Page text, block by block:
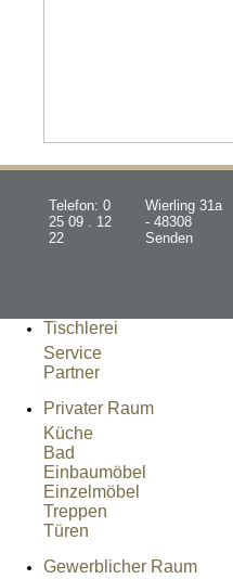
Telefon: 0
25 09 . 12
22
Wierling 31a
- 48308
Senden
Tischlerei
Service
Partner
Privater Raum
Küche
Bad
Einbaumöbel
Einzelmöbel
Treppen
Türen
Gewerblicher Raum